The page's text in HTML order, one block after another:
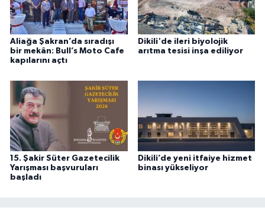
Aliağa Şakran’da sıradışı
bir mekân: Bull’s Moto Cafe
kapılarını açtı
Dikili'de ileri biyolojik
arıtma tesisi inşa ediliyor
15. Şakir Süter Gazetecilik
Yarışması başvuruları
başladı
Dikili’de yeni itfaiye hizmet
binası yükseliyor